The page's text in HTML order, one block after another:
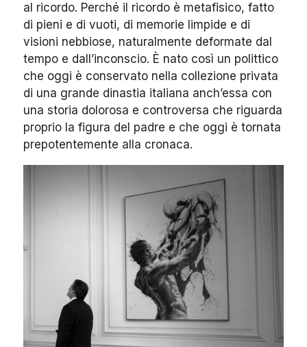
al ricordo. Perché il ricordo è metafisico, fatto
di pieni e di vuoti, di memorie limpide e di
visioni nebbiose, naturalmente deformate dal
tempo e dall’inconscio. È nato così un polittico
che oggi è conservato nella collezione privata
di una grande dinastia italiana anch’essa con
una storia dolorosa e controversa che riguarda
proprio la figura del padre e che oggi è tornata
prepotentemente alla cronaca.